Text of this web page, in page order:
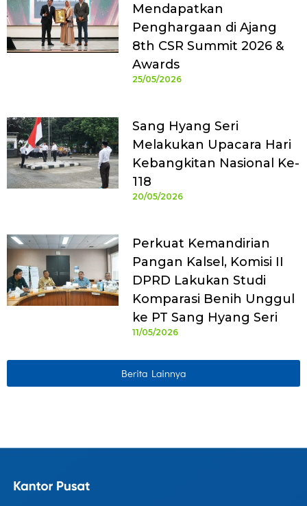
Mendapatkan
Penghargaan di Ajang
8th CSR Summit 2026 &
Awards
25/05/2026
Sang Hyang Seri
Melakukan Upacara Hari
Kebangkitan Nasional Ke-
118
20/05/2026
Perkuat Kemandirian
Pangan Kalsel, Komisi II
DPRD Lakukan Studi
Komparasi Benih Unggul
ke PT Sang Hyang Seri
11/05/2026
Berita Lainnya